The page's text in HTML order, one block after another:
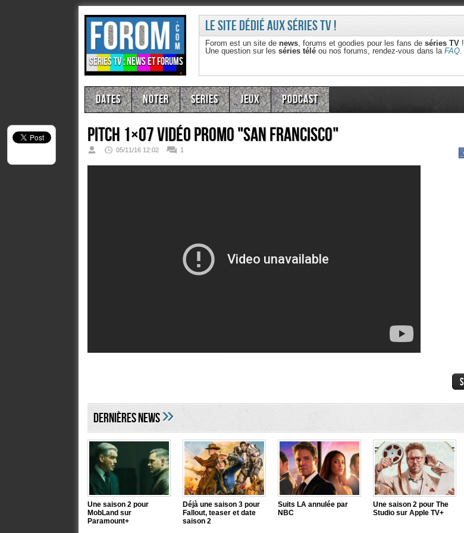
Séries TV : news et forums
Le site dédié aux séries TV !
Forom est un site de news, forums et goodies pour les fans de séries TV!
Une question sur les séries téléou nos forums, rendez-vous dans la FAQ.
Dates Noter Series Jeux Podcast
Pitch 1×07 Vidéo promo "San Francisco"
05/11/16 12:02 1
DERNIÈRES NEWS»
Une saison 2 pour
MobLand sur
Paramount+
Déjà une saison 3 pour
Fallout, teaser et date
saison 2
Suits LA annulée par
NBC
Une saison 2 pour The
Studio sur Apple TV+